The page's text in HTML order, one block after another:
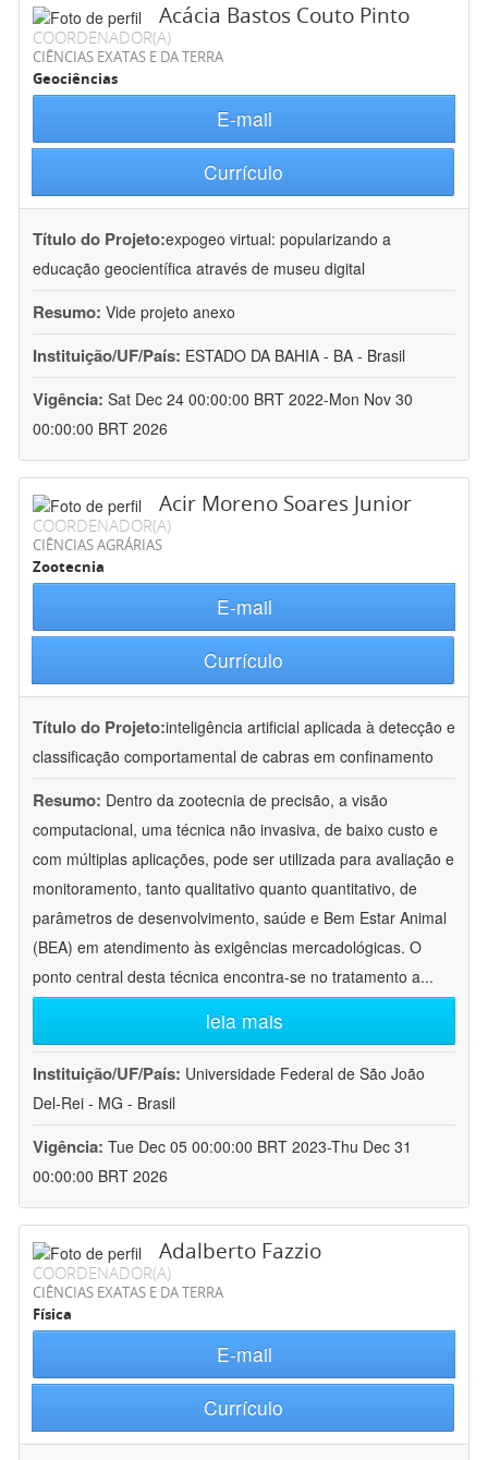
Acácia Bastos Couto Pinto
COORDENADOR(A)
CIÊNCIAS EXATAS E DA TERRA
Geociências
E-mail
Currículo
Título do Projeto:expogeo virtual: popularizando a
educação geocientífica através de museu digital
Resumo: Vide projeto anexo
Instituição/UF/País: ESTADO DA BAHIA - BA - Brasil
Vigência: Sat Dec 24 00:00:00 BRT 2022-Mon Nov 30
00:00:00 BRT 2026
Acir Moreno Soares Junior
COORDENADOR(A)
CIÊNCIAS AGRÁRIAS
Zootecnia
E-mail
Currículo
Título do Projeto:inteligência artificial aplicada à detecção e
classificação comportamental de cabras em confinamento
Resumo: Dentro da zootecnia de precisão, a visão
computacional, uma técnica não invasiva, de baixo custo e
com múltiplas aplicações, pode ser utilizada para avaliação e
monitoramento, tanto qualitativo quanto quantitativo, de
parâmetros de desenvolvimento, saúde e Bem Estar Animal
(BEA) em atendimento às exigências mercadológicas. O
ponto central desta técnica encontra-se no tratamento a...
leia mais
Instituição/UF/País: Universidade Federal de São João
Del-Rei - MG - Brasil
Vigência: Tue Dec 05 00:00:00 BRT 2023-Thu Dec 31
00:00:00 BRT 2026
Adalberto Fazzio
COORDENADOR(A)
CIÊNCIAS EXATAS E DA TERRA
Física
E-mail
Currículo